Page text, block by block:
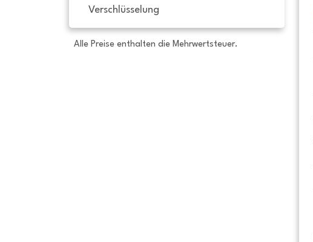
Verschlüsselung
Alle Preise enthalten die Mehrwertsteuer.